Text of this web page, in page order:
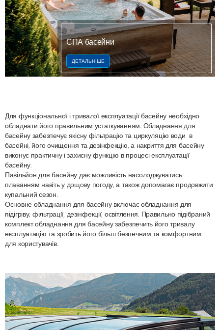
СПА басейни
ДЕТАЛЬНІШЕ
Для функціональної і тривалої експлуатації басейну необхідно
обладнати його правильним устаткуванням. Обладнання для
басейну забезпечує якісну фільтрацію та циркуляцію води в
басейні, його очищення та дезінфекцію, а накриття для басейну
виконує практичну і захисну функцію в процесі експлуатації
басейну.
Павільйон для басейну дає можливість насолоджуватись
плаванням навіть у дощову погоду, а також допомагає продовжити
купальний сезон.
Основне обладнання для басейну включає обладнання для
підігріву, фільтрації, дезінфекції, освітлення. Правильно підібраний
комплект обладнання для басейну забезпечить його тривалу
експлуатацію та зробить його більш безпечним та комфортним
для користувачів.